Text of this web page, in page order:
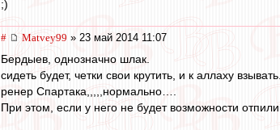
;)
# Matvey99 » 23 май 2014 11:07
Бердыев, однозначно шлак.
сидеть будет, четки свои крутить, и к аллаху взывать.
ренер Спартака,,,,,нормально….
При этом, если у него не будет возможности